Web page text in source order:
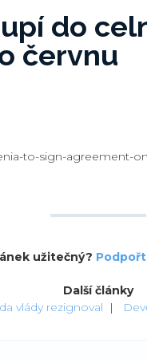
do
červnu
to-sign-agreement-
užitečný?
Další články
vlády rezignoval |